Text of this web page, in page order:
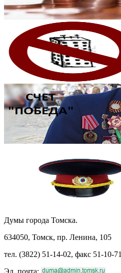
Думы города Томска.
634050, Томск, пр. Ленина, 105
тел. (3822) 51-14-02, факс 51-10-71
Эл. почта: